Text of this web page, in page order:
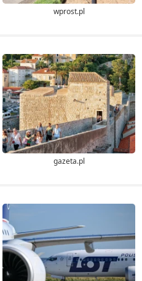
wprost.pl
gazeta.pl